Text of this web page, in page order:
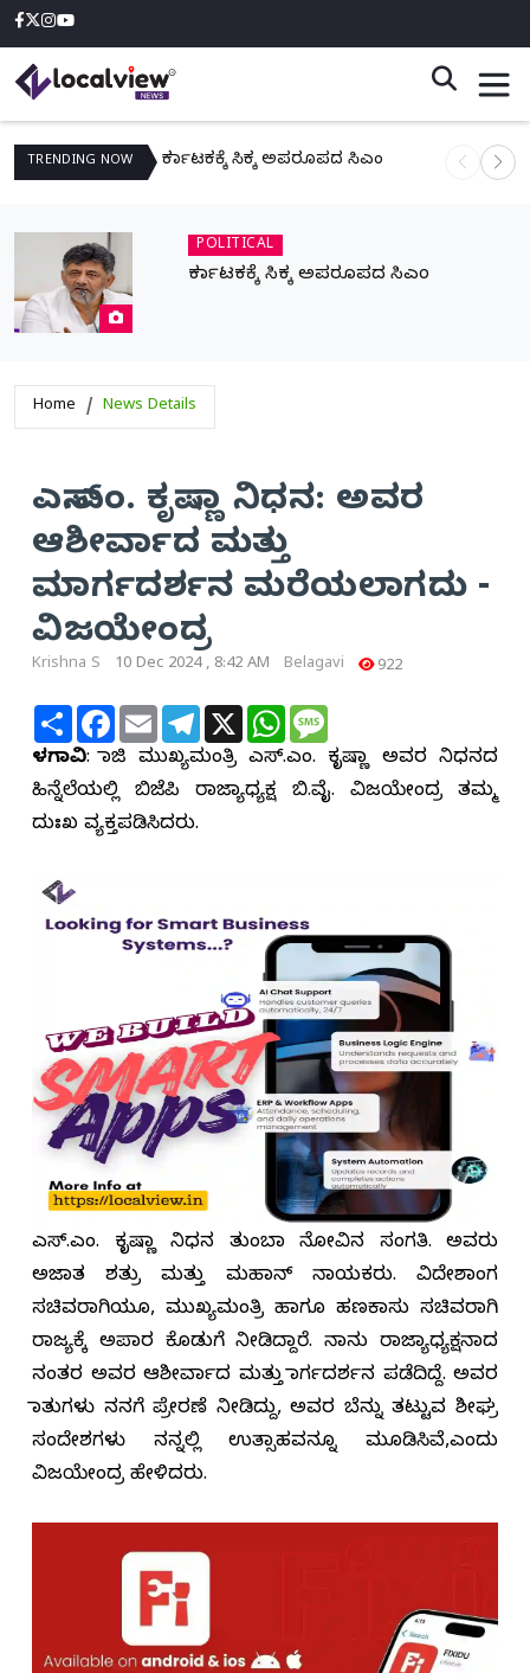
TRENDING NOW ಕರ್ನಾಟಕಕ್ಕೆ ಸಿಕ್ಕ ಅಪರೂಪದ ಸಿಎಂ ನಾಳೆ
POLITICAL
ಕರ್ನಾಟಕಕ್ಕೆ ಸಿಕ್ಕ ಅಪರೂಪದ ಸಿಎಂ
Home News Details
ಎಸ್.ಎಂ. ಕೃಷ್ಣಾ ನಿಧನ: ಅವರ
ಆಶೀರ್ವಾದ ಮತ್ತು
ಮಾರ್ಗದರ್ಶನ ಮರೆಯಲಾಗದು -
ವಿಜಯೇಂದ್ರ
Krishna S 10 Dec 2024 , 8:42 AM Belagavi 922
ShareFacebook
Email Telegram
X WhatsApp
ಬೆಳಗಾವಿ: ಮಾಜಿ ಮುಖ್ಯಮಂತ್ರಿ ಎಸ್.ಎಂ. ಕೃಷ್ಣಾ ಅವರ ನಿಧನದ
ಹಿನ್ನೆಲೆಯಲ್ಲಿ ಬಿಜೆಪಿ ರಾಜ್ಯಾಧ್ಯಕ್ಷ ಬಿ.ವೈ. ವಿಜಯೇಂದ್ರ ತಮ್ಮ
ದುಃಖ ವ್ಯಕ್ತಪಡಿಸಿದರು.
ಎಸ್.ಎಂ. ಕೃಷ್ಣಾ ನಿಧನ ತುಂಬಾ ನೋವಿನ ಸಂಗತಿ. ಅವರು
ಅಜಾತ ಶತ್ರು ಮತ್ತು ಮಹಾನ್ ನಾಯಕರು. ವಿದೇಶಾಂಗ
ಸಚಿವರಾಗಿಯೂ, ಮುಖ್ಯಮಂತ್ರಿ ಹಾಗೂ ಹಣಕಾಸು ಸಚಿವರಾಗಿ
ರಾಜ್ಯಕ್ಕೆ ಅಪಾರ ಕೊಡುಗೆ ನೀಡಿದ್ದಾರೆ. ನಾನು ರಾಜ್ಯಾಧ್ಯಕ್ಷನಾದ
ನಂತರ ಅವರ ಆಶೀರ್ವಾದ ಮತ್ತು ಮಾರ್ಗದರ್ಶನ ಪಡೆದಿದ್ದೆ. ಅವರ
ಮಾತುಗಳು ನನಗೆ ಪ್ರೇರಣೆ ನೀಡಿದ್ದು, ಅವರ ಬೆನ್ನು ತಟ್ಟುವ ಶೀಘ್ರ
ಸಂದೇಶಗಳು ನನ್ನಲ್ಲಿ ಉತ್ಸಾಹವನ್ನೂ ಮೂಡಿಸಿವೆ,ಎಂದು
ವಿಜಯೇಂದ್ರ ಹೇಳಿದರು.